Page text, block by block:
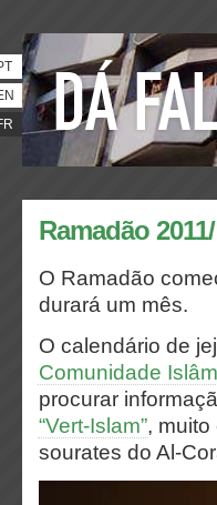
Ramadão
O Ramadão
durará um mês.
O calendário de
Comunidade
procurar
“Vert-Islam”,
sourates do Al-